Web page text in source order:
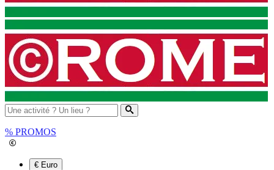
% PROMOS
€ Euro